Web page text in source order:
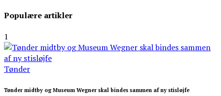
Populære artikler
1
Tønder
Tønder midtby og Museum Wegner skal bindes sammen af ny stisløjfe